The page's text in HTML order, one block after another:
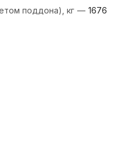
поддона), кг — 1676